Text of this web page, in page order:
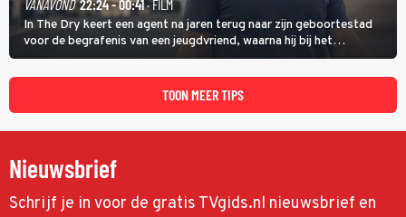
VANAVOND 22:24 - 00:41· FILM
In The Dry keert een agent na jaren terug naar zijn geboortestad
voor de begrafenis van een jeugdvriend, waarna hij bij het
onderzoeken van diens dood een verband begint te vermoeden
met een oude zaak.
TOON MEER TIPS
Nieuwsbrief
Schrijf je in voor de gratis TVgids.nl nieuwsbrief en